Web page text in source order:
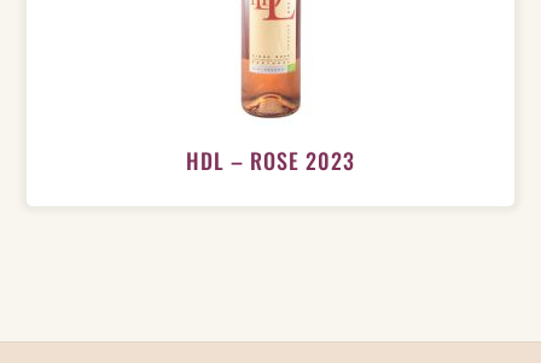
HDL – ROSE 2023